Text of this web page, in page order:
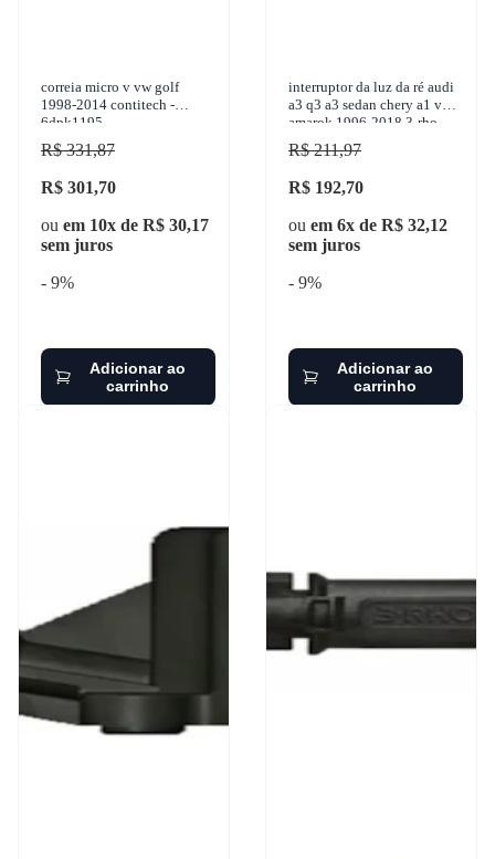
correia micro v vw golf
1998-2014 contitech -
6dpk1195
R$ 331,87
R$ 301,70
ou em 10x de R$ 30,17
sem juros
- 9%
Adicionar ao
carrinho
interruptor da luz da ré audi
a3 q3 a3 sedan chery a1 vw
amarok 1996-2018 3-rho -
4483
R$ 211,97
R$ 192,70
ou em 6x de R$ 32,12
sem juros
- 9%
Adicionar ao
carrinho